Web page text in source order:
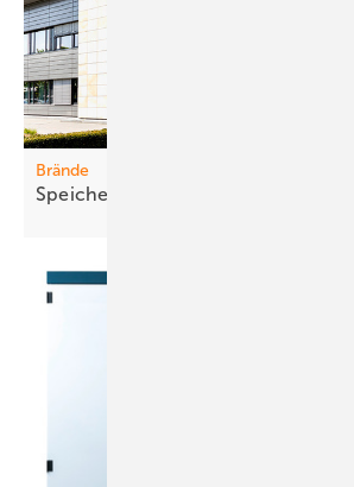
Brände
Speich er sic her und zuverlässig